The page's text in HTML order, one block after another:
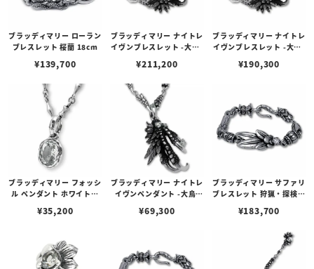
ブラッディマリー ローラン
ブレスレット 桜蘭 18cm
¥139,700
ブラッディマリー ナイトレ
イヴンブレスレット -大烏-
¥211,200
ブラッディマリー ナイトレ
イヴンブレスレット -大烏-
¥190,300
ブラッディマリー フォッシ
ル ペンダント ホワイトト
¥35,200
ブラッディマリー ナイトレ
イヴンペンダント -大烏-
¥69,300
ブラッディマリー サファリ
ブレスレット 狩猟・探検
¥183,700